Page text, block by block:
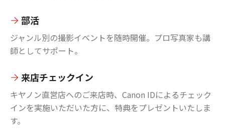
部活
ジャンル別の撮影イベントを随時開催。プロ写真家も講
師としてサポート。
来店チェックイン
キヤノン直営店へのご来店時、Canon IDによるチェック
インを実施いただいた方に、特典をプレゼントいたしま
す。